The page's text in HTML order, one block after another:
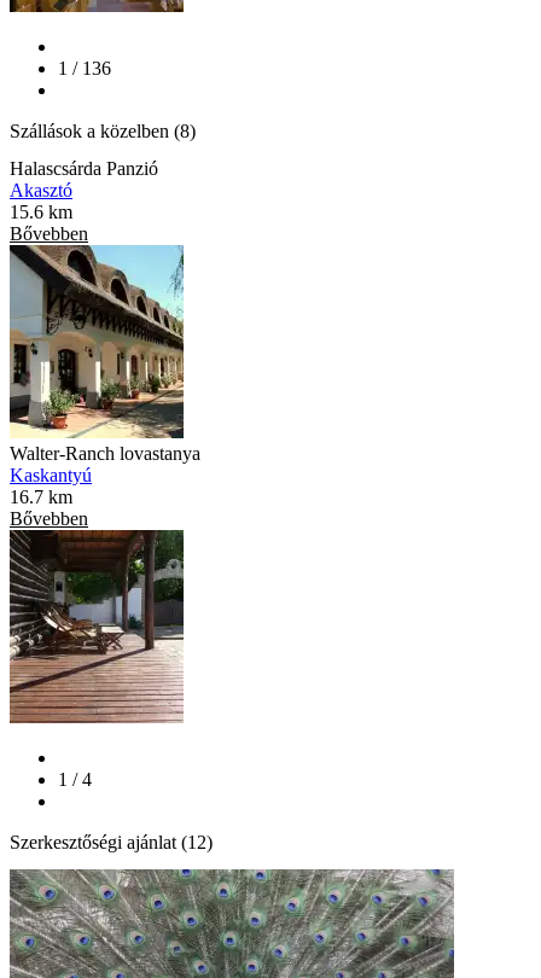
1 / 136
Szállások a közelben (8)
Halascsárda Panzió
Akasztó
15.6 km
Bővebben
Walter-Ranch lovastanya
Kaskantyú
16.7 km
Bővebben
1 / 4
Szerkesztőségi ajánlat (12)